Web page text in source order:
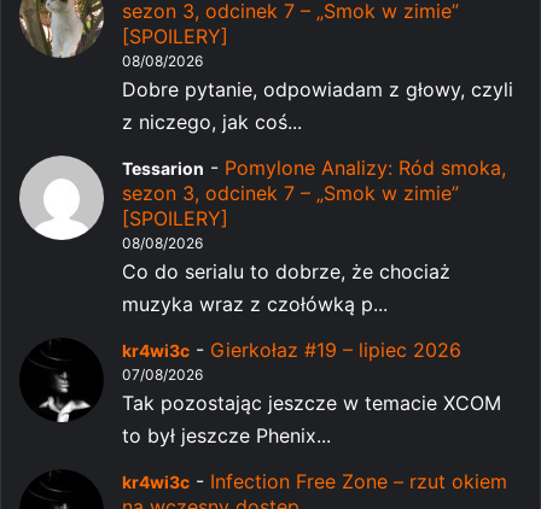
sezon 3, odcinek 7 – „Smok w zimie”
[SPOILERY]
08/08/2026
Dobre pytanie, odpowiadam z głowy, czyli
z niczego, jak coś...
Tessarion - Pomylone Analizy: Ród smoka,
sezon 3, odcinek 7 – „Smok w zimie”
[SPOILERY]
08/08/2026
Co do serialu to dobrze, że chociaż
muzyka wraz z czołówką p...
kr4wi3c - Gierkołaz #19 – lipiec 2026
07/08/2026
Tak pozostając jeszcze w temacie XCOM
to był jeszcze Phenix...
kr4wi3c - Infection Free Zone – rzut okiem